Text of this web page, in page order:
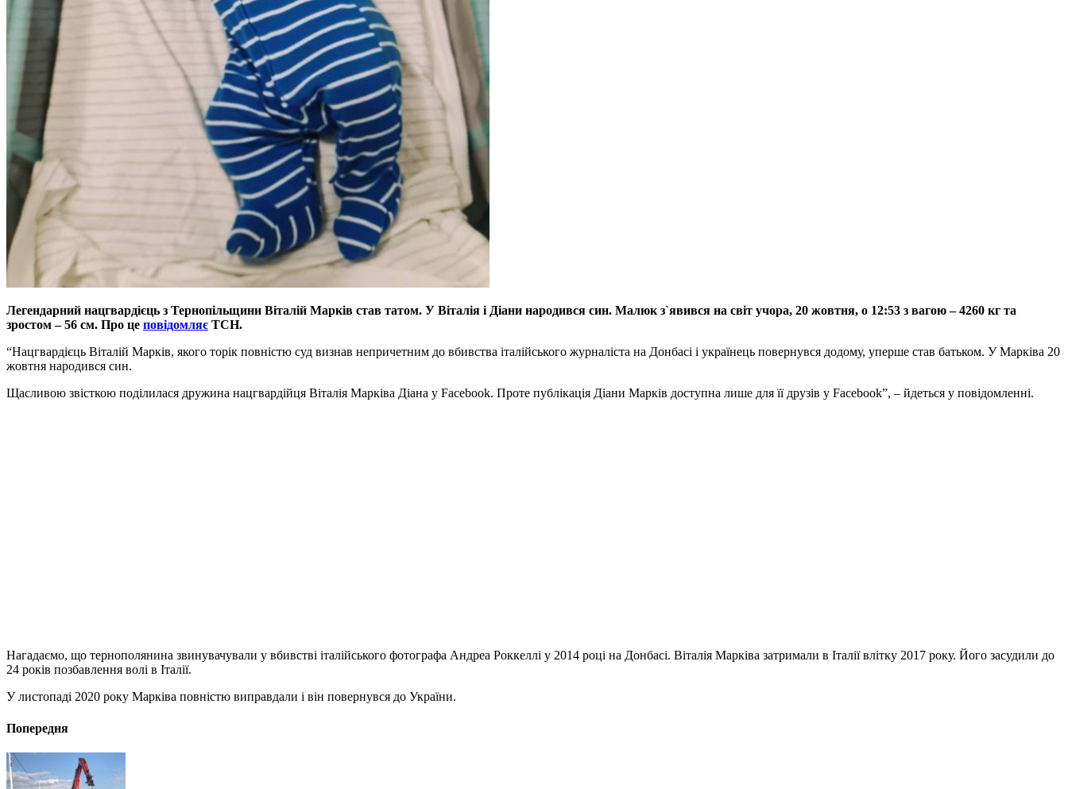
Легендарний нацгвардієць з Тернопільщини Віталій Марків став татом. У Віталія і Діани народився син. Малюк з`явився на світ учора, 20 жовтня, о 12:53 з вагою – 4260 кг та
зростом – 56 см. Про це повідомляє ТСН.
“Нацгвардієць Віталій Марків, якого торік повністю суд визнав непричетним до вбивства італійського журналіста на Донбасі і українець повернувся додому, уперше став батьком. У Марківа 20
жовтня народився син.
Щасливою звісткою поділилася дружина нацгвардійця Віталія Марківа Діана у Facebook. Проте публікація Діани Марків доступна лише для її друзів у Facebook”, – йдеться у повідомленні.
Нагадаємо, що тернополянина звинувачували у вбивстві італійського фотографа Андреа Роккеллі у 2014 році на Донбасі. Віталія Марківа затримали в Італії влітку 2017 року. Його засудили до
24 років позбавлення волі в Італії.
У листопаді 2020 року Марківа повністю виправдали і він повернувся до України.
Попередня